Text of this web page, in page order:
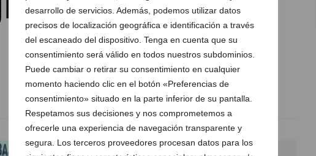
desarrollo de servicios. Además, podemos utilizar datos
precisos de localización geográfica e identificación a través
del escaneado del dispositivo. Tenga en cuenta que su
consentimiento será válido en todos nuestros subdominios.
Puede cambiar o retirar su consentimiento en cualquier
momento haciendo clic en el botón «Preferencias de
consentimiento» situado en la parte inferior de su pantalla.
Respetamos sus decisiones y nos comprometemos a
ofrecerle una experiencia de navegación transparente y
segura. Los terceros proveedores procesan datos para los